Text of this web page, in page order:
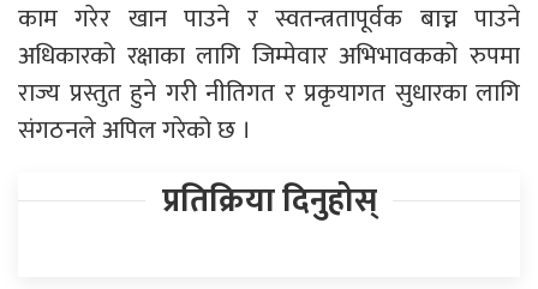
काम गरेर खान पाउने र स्वतन्त्रतापूर्वक बाच्न पाउने
अधिकारको रक्षाका लागि जिम्मेवार अभिभावकको रुपमा
राज्य प्रस्तुत हुने गरी नीतिगत र प्रकृयागत सुधारका लागि
संगठनले अपिल गरेको छ ।
प्रतिक्रिया दिनुहोस्